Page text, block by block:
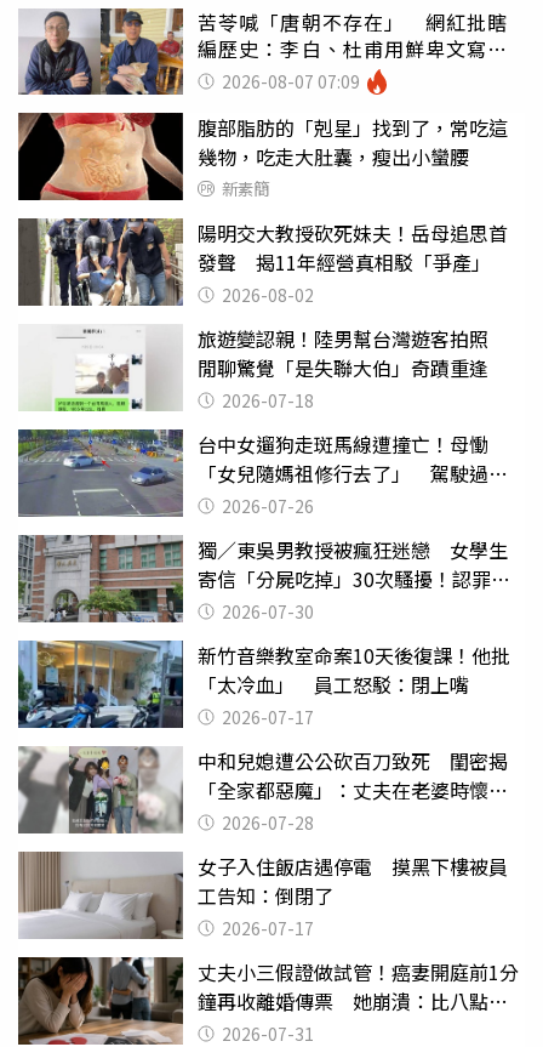
苦苓喊「唐朝不存在」 網紅批瞎
編歷史：李白、杜甫用鮮卑文寫
詩？2026-08-07 07:09
腹部脂肪的「剋星」找到了，常吃這
幾物，吃走大肚囊，瘦出小蠻腰
新素簡
陽明交大教授砍死妹夫！岳母追思首
發聲 揭11年經營真相駁「爭產」
2026-08-02
旅遊變認親！陸男幫台灣遊客拍照
閒聊驚覺「是失聯大伯」奇蹟重逢
2026-07-18
台中女遛狗走斑馬線遭撞亡！母慟
「女兒隨媽祖修行去了」 駕駛過失
致死判9月
2026-07-26
獨／東吳男教授被瘋狂迷戀 女學生
寄信「分屍吃掉」30次騷擾！認罪免
關 2026-07-30
新竹音樂教室命案10天後復課！他批
「太冷血」 員工怒駁：閉上嘴
2026-07-17
中和兒媳遭公公砍百刀致死 閨密揭
「全家都惡魔」：丈夫在老婆時懷孕
摔東西
2026-07-28
女子入住飯店遇停電 摸黑下樓被員
工告知：倒閉了
2026-07-17
丈夫小三假證做試管！癌妻開庭前1分
鐘再收離婚傳票 她崩潰：比八點檔
還扯2026-07-31